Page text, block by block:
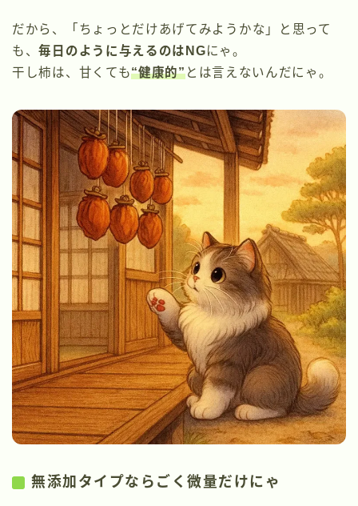
だから、「ちょっとだけあげてみようかな」と思って
も、毎日のように与えるのはNGにゃ。
干し柿は、甘くても“健康的”とは言えないんだにゃ。
無添加タイプならごく微量だけにゃ